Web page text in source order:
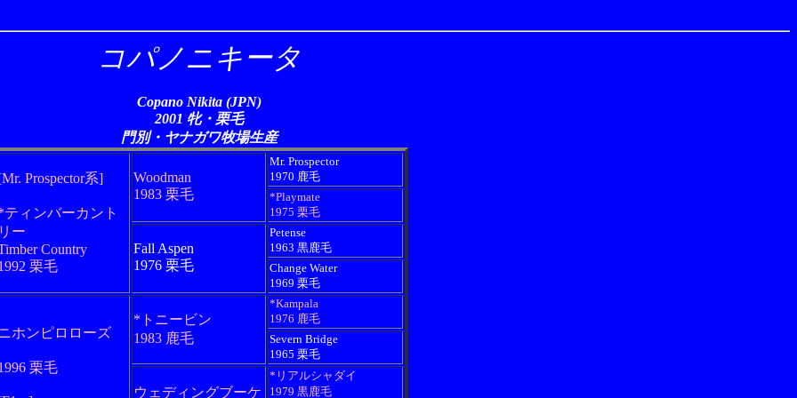
コパノニキータ
Copano Nikita (JPN)
2001 牝・栗毛
門別・ヤナガワ牧場生産
Prospector系]
ティンバーカント
ー
Country
栗毛
Woodman
1983 栗毛
Mr. Prospector
1970 鹿毛
*Playmate
1975 栗毛
Fall Aspen
1976 栗毛
Petense
1963 黒鹿毛
Change Water
1969 栗毛
ホンピロローズ
栗毛
*トニービン
1983 鹿毛
*Kampala
1976 鹿毛
Severn Bridge
1965 栗毛
ウェディングブーケ
*リアルシャダイ
1979 黒鹿毛